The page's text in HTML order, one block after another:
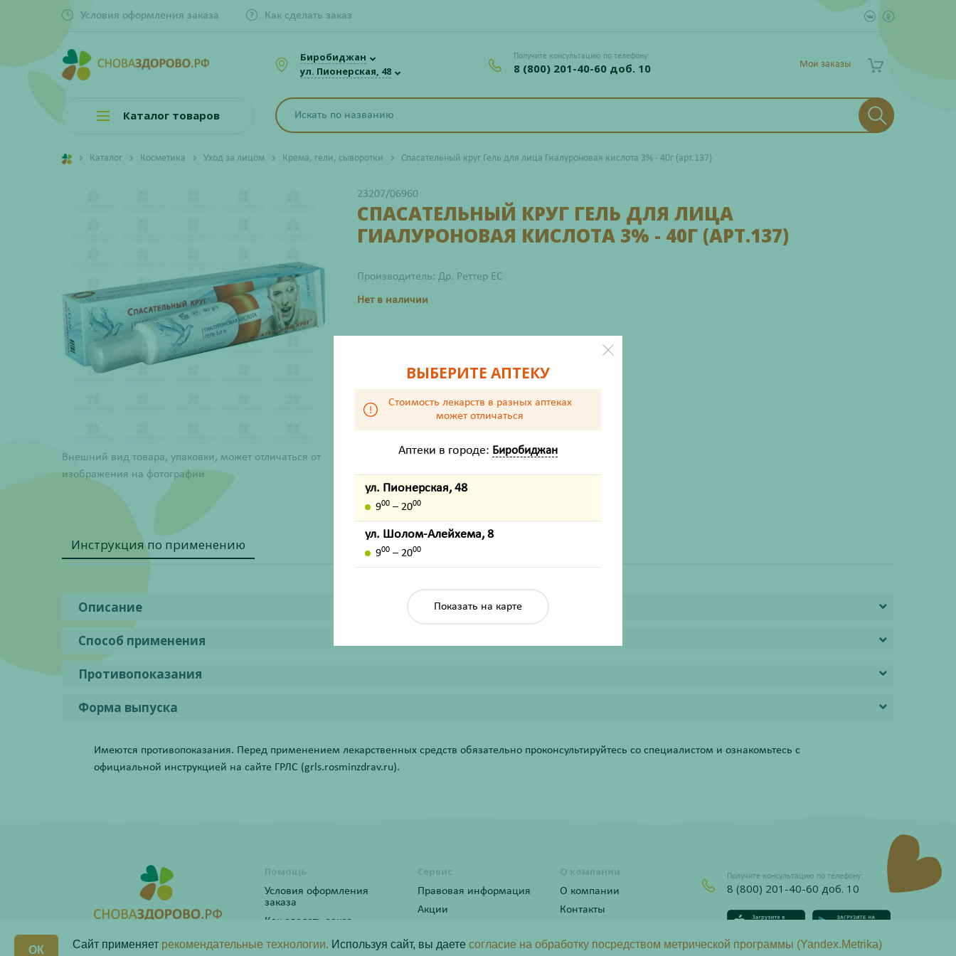
Условия оформления заказа Как сделать заказ
Биробиджан
ул. Пионерская, 48
Получите консультацию по телефону:
8 (800) 201-40-60 доб. 10 Мои заказы
Каталог товаров
Каталог Косметика Уход за лицом Крема, гели, сыворотки Спасательный круг Гель для лица Гиалуроновая кислота 3% - 40г (арт.137)
Внешний вид товара, упаковки, может отличаться от
изображения на фотографии
23207/06960
СПАСАТЕЛЬНЫЙ КРУГ ГЕЛЬ ДЛЯ ЛИЦА
ГИАЛУРОНОВАЯ КИСЛОТА 3% - 40Г (АРТ.137)
Производитель: Др. Реттер ЕС
Нет в наличии
ХАРАКТЕРИСТИКИ
Производитель
Др. Реттер ЕС
Жизненно важный
Инструкция по применению
Описание
Способ применения
Противопоказания
Форма выпуска
Имеются противопоказания. Перед применением лекарственных средств обязательно проконсультируйтесь со специалистом и ознакомьтесь с
официальной инструкцией на сайте ГРЛС (grls.rosminzdrav.ru).
Помощь
Условия оформления
заказа
Как сделать заказ
Программы лояльности
Сервис
Правовая информация
Акции
О компании
О компании
Контакты
Получите консультацию по телефону:
8 (800) 201-40-60 доб. 10
Сайт применяет рекомендательные технологии. Используя сайт, вы даете согласие на обработку посредством метрической программы (Yandex.Metrika)
ОК
ВЫБЕРИТЕ АПТЕКУ
Стоимость лекарств в разных аптеках
может отличаться
Аптеки в городе: Биробиджан
ул. Пионерская, 48
900 – 2000
ул. Шолом-Алейхема, 8
900 – 2000
Показать на карте